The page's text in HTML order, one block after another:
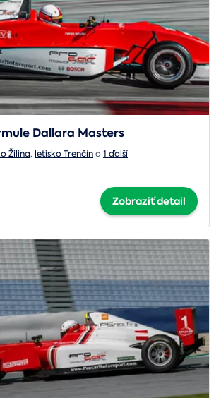
Dallara Masters
Žilina,letisko Trenčína 1 ďalší
Zobraziť detail